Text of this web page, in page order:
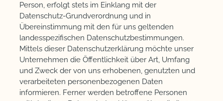
Person, erfolgt stets im Einklang mit der
Datenschutz-Grundverordnung und in
Übereinstimmung mit den für uns geltenden
landesspezifischen Datenschutzbestimmungen.
Mittels dieser Datenschutzerklärung möchte unser
Unternehmen die Öffentlichkeit über Art, Umfang
und Zweck der von uns erhobenen, genutzten und
verarbeiteten personenbezogenen Daten
informieren. Ferner werden betroffene Personen